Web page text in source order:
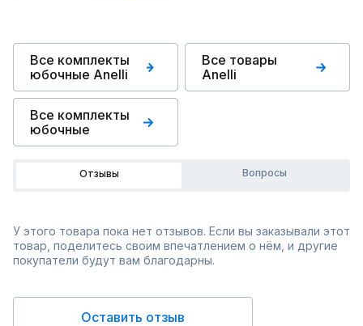
Все комплекты
юбочные Anelli
Все товары
Anelli
Все комплекты
юбочные
Отзывы Вопросы
У этого товара пока нет отзывов. Если вы заказывали этот
товар, поделитесь своим впечатлением о нём, и другие
покупатели будут вам благодарны.
Оставить отзыв